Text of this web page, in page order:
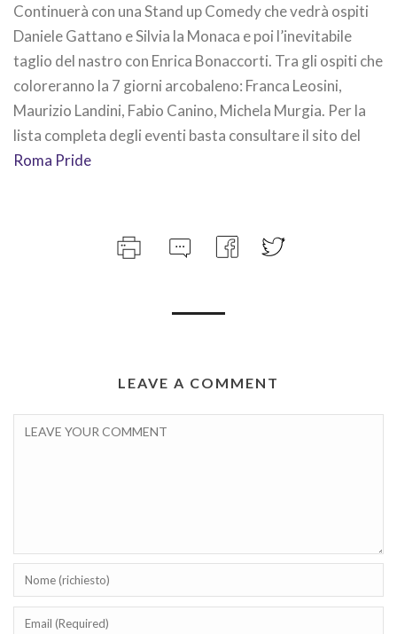
Continuerà con una Stand up Comedy che vedrà ospiti
Daniele Gattano e Silvia la Monaca e poi l’inevitabile
taglio del nastro con Enrica Bonaccorti. Tra gli ospiti che
coloreranno la 7 giorni arcobaleno: Franca Leosini,
Maurizio Landini, Fabio Canino, Michela Murgia. Per la
lista completa degli eventi basta consultare il sito del
Roma Pride
LEAVE A COMMENT